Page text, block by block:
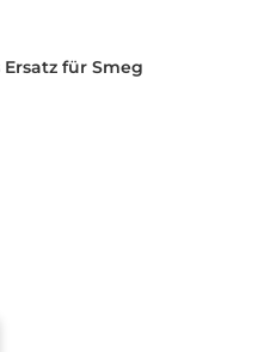
für Smeg